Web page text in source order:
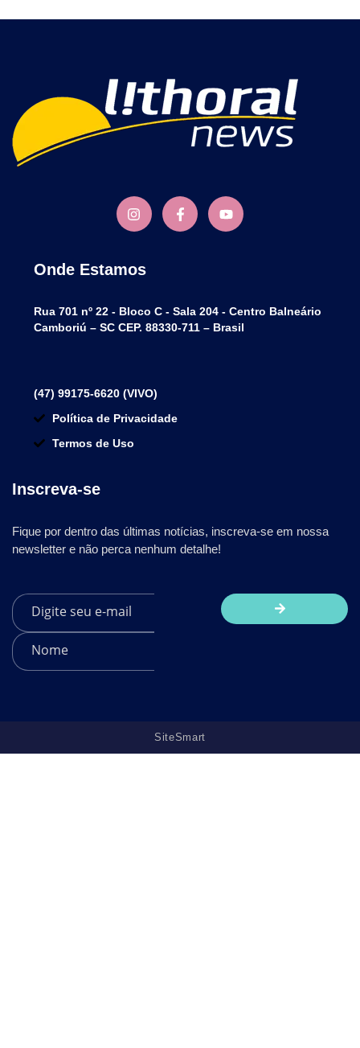
Onde Estamos
Rua 701 nº 22 - Bloco C - Sala 204 - Centro Balneário
Camboriú – SC CEP. 88330-711 – Brasil
(47) 99175-6620 (VIVO)
Política de Privacidade
Termos de Uso
Inscreva-se
Fique por dentro das últimas notícias, inscreva-se em nossa
newsletter e não perca nenhum detalhe!
SiteSmart